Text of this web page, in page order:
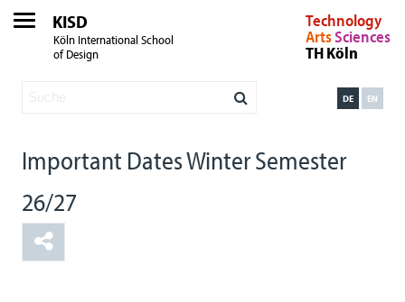
KISD
Köln International School
of Design
Technology
ArtsSciences
TH Köln
EN
DE
Important Dates Winter Semester
26/27